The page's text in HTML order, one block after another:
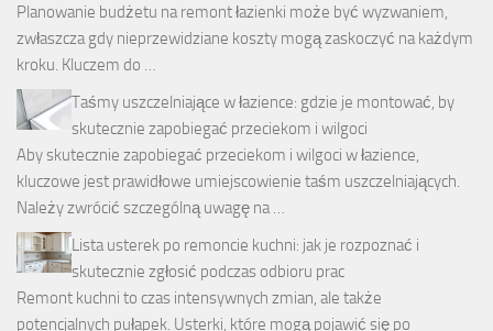
Planowanie budżetu na remont łazienki może być wyzwaniem,
zwłaszcza gdy nieprzewidziane koszty mogą zaskoczyć na każdym
kroku. Kluczem do …
Taśmy uszczelniające w łazience: gdzie je montować, by
skutecznie zapobiegać przeciekom i wilgoci
Aby skutecznie zapobiegać przeciekom i wilgoci w łazience,
kluczowe jest prawidłowe umiejscowienie taśm uszczelniających.
Należy zwrócić szczególną uwagę na …
Lista usterek po remoncie kuchni: jak je rozpoznać i
skutecznie zgłosić podczas odbioru prac
Remont kuchni to czas intensywnych zmian, ale także
potencjalnych pułapek. Usterki, które mogą pojawić się po